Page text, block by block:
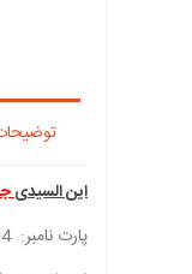
این السیدی
پارت نامبر: 04- (40P) F50GLQX24E22